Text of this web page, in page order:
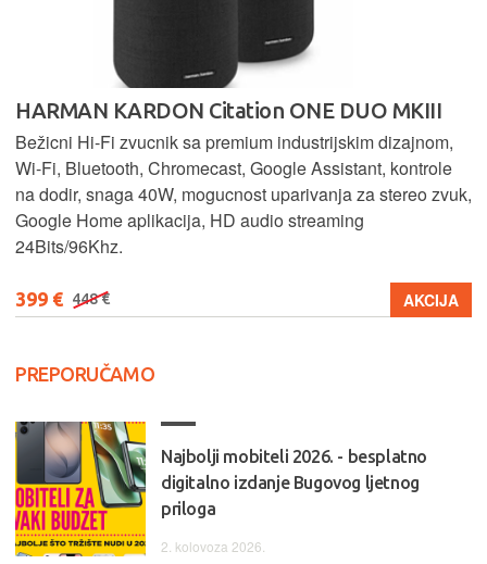
HARMAN KARDON Citation ONE DUO MKIII
Bežicni Hi-Fi zvucnik sa premium industrijskim dizajnom,
Wi-Fi, Bluetooth, Chromecast, Google Assistant, kontrole
na dodir, snaga 40W, mogucnost uparivanja za stereo zvuk,
Google Home aplikacija, HD audio streaming
24Bits/96Khz.
399 € 448 € AKCIJA
PREPORUČAMO
Najbolji mobiteli 2026. - besplatno
digitalno izdanje Bugovog ljetnog
priloga
2. kolovoza 2026.